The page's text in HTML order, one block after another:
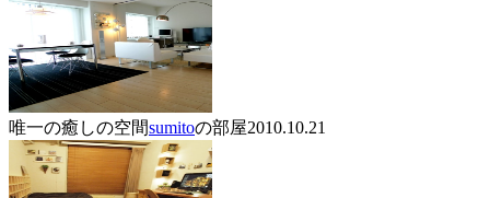
唯一の癒しの空間sumitoの部屋2010.10.21